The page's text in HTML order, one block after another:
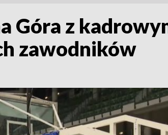
Góra z
zawodników